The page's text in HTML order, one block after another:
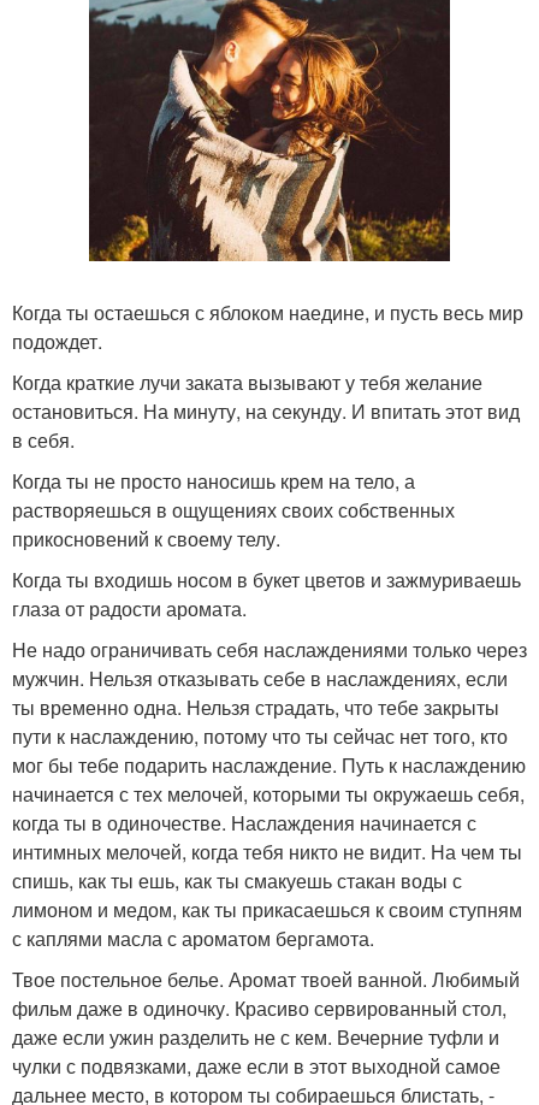
Когда ты остаешься с яблоком наедине, и пусть весь мир
подождет.
Когда краткие лучи заката вызывают у тебя желание
остановиться. На минуту, на секунду. И впитать этот вид
в себя.
Когда ты не просто наносишь крем на тело, а
растворяешься в ощущениях своих собственных
прикосновений к своему телу.
Когда ты входишь носом в букет цветов и зажмуриваешь
глаза от радости аромата.
Не надо ограничивать себя наслаждениями только через
мужчин. Нельзя отказывать себе в наслаждениях, если
ты временно одна. Нельзя страдать, что тебе закрыты
пути к наслаждению, потому что ты сейчас нет того, кто
мог бы тебе подарить наслаждение. Путь к наслаждению
начинается с тех мелочей, которыми ты окружаешь себя,
когда ты в одиночестве. Наслаждения начинается с
интимных мелочей, когда тебя никто не видит. На чем ты
спишь, как ты ешь, как ты смакуешь стакан воды с
лимоном и медом, как ты прикасаешься к своим ступням
с каплями масла с ароматом бергамота.
Твое постельное белье. Аромат твоей ванной. Любимый
фильм даже в одиночку. Красиво сервированный стол,
даже если ужин разделить не с кем. Вечерние туфли и
чулки с подвязками, даже если в этот выходной самое
дальнее место, в котором ты собираешься блистать, -